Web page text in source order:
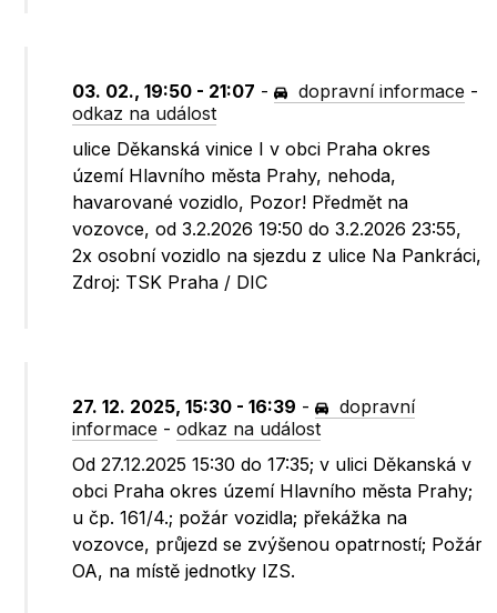
03. 02., 19:50 - 21:07 - dopravní informace -
odkaz na událost
ulice Děkanská vinice I v obci Praha okres
území Hlavního města Prahy, nehoda,
havarované vozidlo, Pozor! Předmět na
vozovce, od 3.2.2026 19:50 do 3.2.2026 23:55,
2x osobní vozidlo na sjezdu z ulice Na Pankráci,
Zdroj: TSK Praha / DIC
27. 12. 2025, 15:30 - 16:39 -
dopravní
informace -odkaz na událost
Od 27.12.2025 15:30 do 17:35; v ulici Děkanská v
obci Praha okres území Hlavního města Prahy;
u čp. 161/4.; požár vozidla; překážka na
vozovce, průjezd se zvýšenou opatrností; Požár
OA, na místě jednotky IZS.